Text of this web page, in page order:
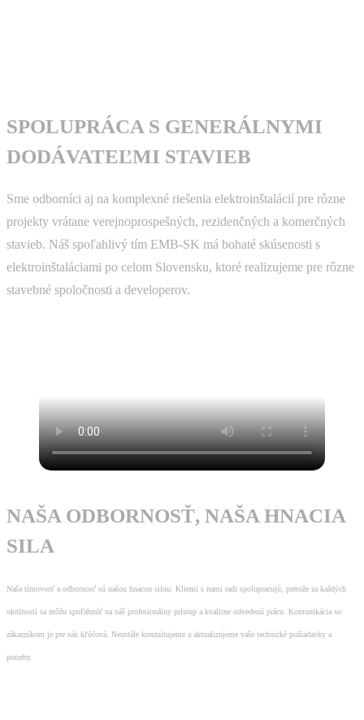
SPOLUPRÁCA S GENERÁLNYMI
DODÁVATEĽMI STAVIEB
Sme odborníci aj na komplexné riešenia elektroinštalácií pre rôzne
projekty vrátane verejnoprospešných, rezidenčných a komerčných
stavieb. Náš spoľahlivý tím EMB-SK má bohaté skúsenosti s
elektroinštaláciami po celom Slovensku, ktoré realizujeme pre rôzne
stavebné spoločnosti a developerov.
NAŠA ODBORNOSŤ, NAŠA HNACIA
SILA
Naša tímovosť a odbornosť sú našou hnacou silou. Klienti s nami radi spolupracujú, pretože za každých
okolností sa môžu spoľahnúť na náš profesionálny prístup a kvalitne odvedenú prácu. Komunikácia so
zákazníkom je pre nás kľúčová. Neustále konzultujeme a aktualizujeme vaše technické požiadavky a
potreby.